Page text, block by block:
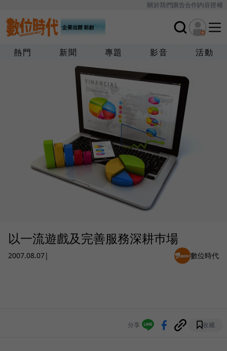
關於我們廣告合作內容授權
熱門 新聞 專題 影音 活動
以一流遊戲及完善服務深耕巿場
2007.08.07| 數位時代
分享 收藏